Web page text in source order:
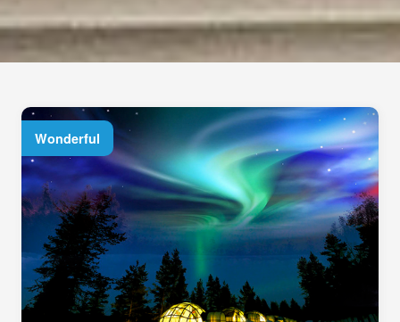
Wonderful